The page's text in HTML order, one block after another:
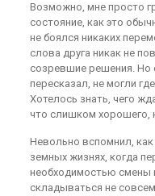
Возможно, мне просто
состояние, как это
не боялся никаких
слова друга никак не
созревшие решения. Но
пересказал, не могли
Хотелось знать, чего
что слишком хорошего,
Невольно вспомнил,
земных жизнях, когда
необходимостью смены
складываться не